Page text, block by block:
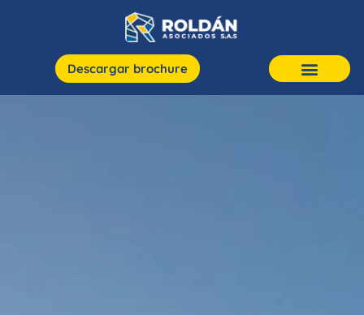
Descargar brochure